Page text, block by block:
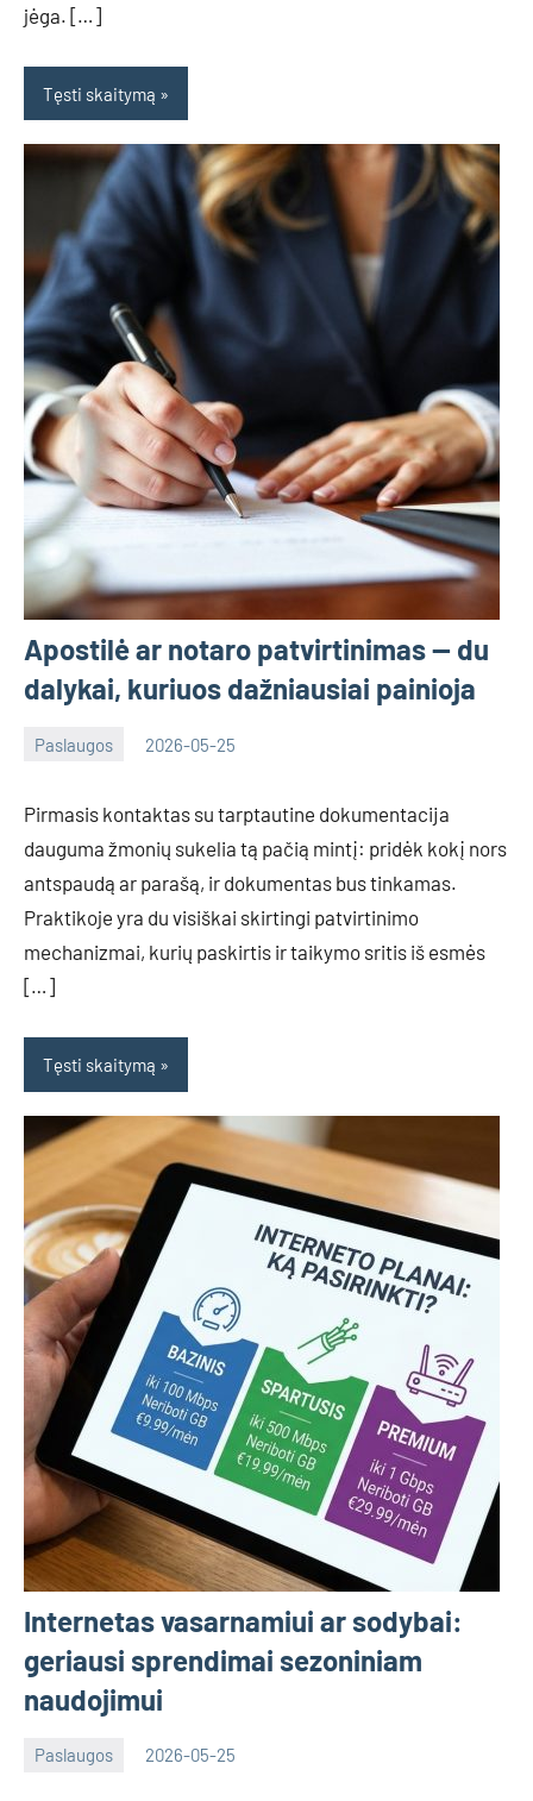
jėga. […]
Tęsti skaitymą
Apostilė ar notaro patvirtinimas — du
dalykai, kuriuos dažniausiai painioja
Paslaugos 2026-05-25
Deimante
Pirmasis kontaktas su tarptautine dokumentacija
dauguma žmonių sukelia tą pačią mintį: pridėk kokį nors
antspaudą ar parašą, ir dokumentas bus tinkamas.
Praktikoje yra du visiškai skirtingi patvirtinimo
mechanizmai, kurių paskirtis ir taikymo sritis iš esmės
[…]
Tęsti skaitymą
Internetas vasarnamiui ar sodybai:
geriausi sprendimai sezoniniam
naudojimui
Paslaugos 2026-05-25
Deimante